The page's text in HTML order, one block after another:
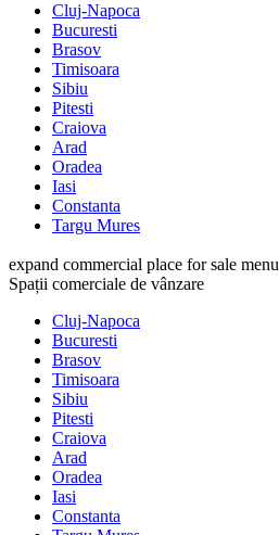
Cluj-Napoca
Bucuresti
Brasov
Timisoara
Sibiu
Pitesti
Craiova
Arad
Oradea
Iasi
Constanta
Targu Mures
expand commercial place for sale menu
Spații comerciale de vânzare
Cluj-Napoca
Bucuresti
Brasov
Timisoara
Sibiu
Pitesti
Craiova
Arad
Oradea
Iasi
Constanta